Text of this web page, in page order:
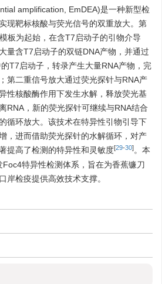
amplification, EmDEA)是一种新型检
现靶标核酸与荧光信号的双重放大。第
板为起始，在含T7启动子的引物介导
量含T7启动子的双链DNA产物，并通过
T7启动子，转录产生大量RNA产物，完
第二重信号放大通过荧光探针与RNA产
性核酸酶作用下发生水解，释放荧光基
RNA，新的荧光探针可继续与RNA结合
循环放大。该技术在特异性引物引导下
，进而借助荧光探针的水解循环，对产
提高了检测的特异性和灵敏度[29-30]。本
特异性检测体系，旨在为香蕉镰刀
岸检疫提供高效技术支撑。